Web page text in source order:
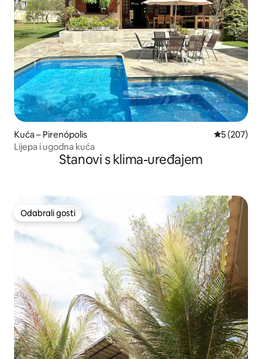
Kuća – Pirenópolis Prosječna
5 (207)
Lijepa i ugodna kuća
Stanovi s klima-uređajem
Odabrali gosti
Odabrali gosti